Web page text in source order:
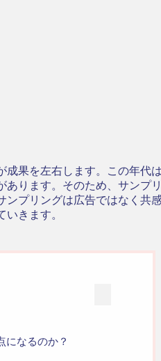
果を左右します。この年代
ります。そのため、サンプ
プリングは広告ではなく共
きます。
になるのか？